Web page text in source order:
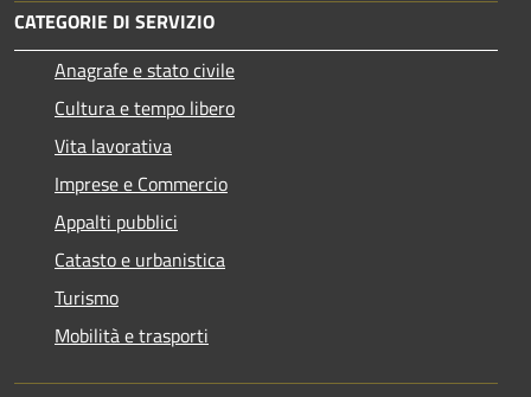
CATEGORIE DI SERVIZIO
Anagrafe e stato civile
Cultura e tempo libero
Vita lavorativa
Imprese e Commercio
Appalti pubblici
Catasto e urbanistica
Turismo
Mobilità e trasporti